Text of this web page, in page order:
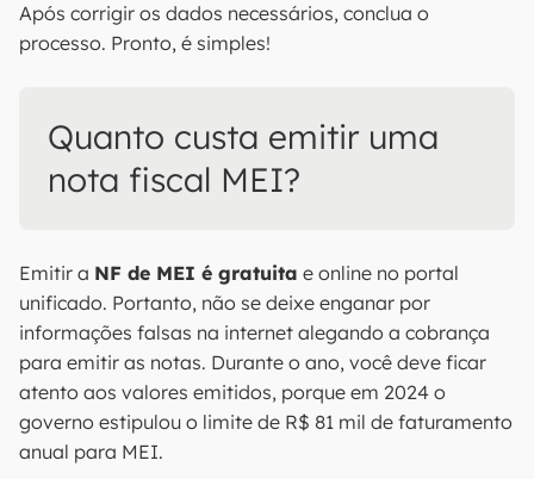
Após corrigir os dados necessários, conclua o
processo. Pronto, é simples!
Quanto custa emitir uma
nota fiscal MEI?
Emitir a NF de MEI é gratuita e online no portal
unificado. Portanto, não se deixe enganar por
informações falsas na internet alegando a cobrança
para emitir as notas. Durante o ano, você deve ficar
atento aos valores emitidos, porque em 2024 o
governo estipulou o limite de R$ 81 mil de faturamento
anual para MEI.